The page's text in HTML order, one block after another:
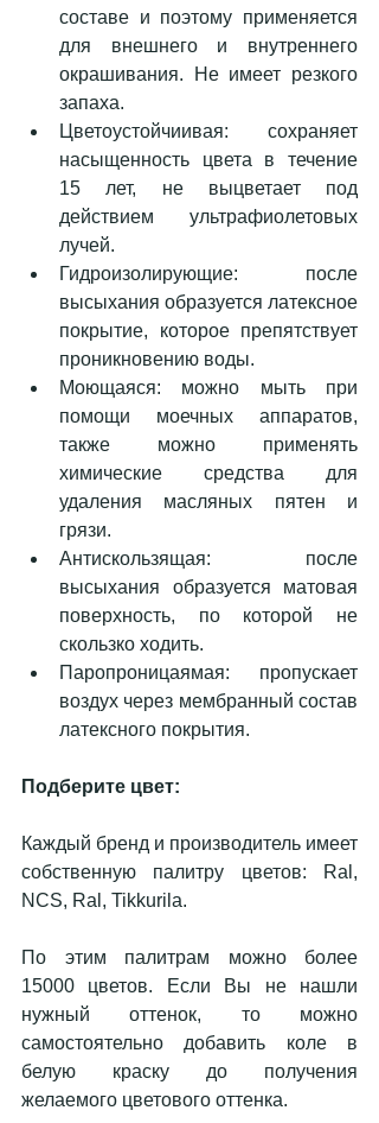
составе и поэтому применяется
для внешнего и внутреннего
окрашивания. Не имеет резкого
запаха.
Цветоустойчиивая: сохраняет
насыщенность цвета в течение
15 лет, не выцветает под
действием ультрафиолетовых
лучей.
Гидроизолирующие: после
высыхания образуется латексное
покрытие, которое препятствует
проникновению воды.
Моющаяся: можно мыть при
помощи моечных аппаратов,
также можно применять
химические средства для
удаления масляных пятен и
грязи.
Антискользящая: после
высыхания образуется матовая
поверхность, по которой не
скользко ходить.
Паропроницаямая: пропускает
воздух через мембранный состав
латексного покрытия.
Подберите цвет:
Каждый бренд и производитель имеет
собственную палитру цветов: Ral,
NCS, Ral, Tikkurila.
По этим палитрам можно более
15000 цветов. Если Вы не нашли
нужный оттенок, то можно
самостоятельно добавить коле в
белую краску до получения
желаемого цветового оттенка.